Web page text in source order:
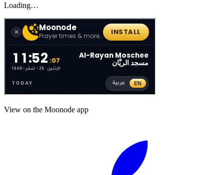
Loading…
View on the Moonode app